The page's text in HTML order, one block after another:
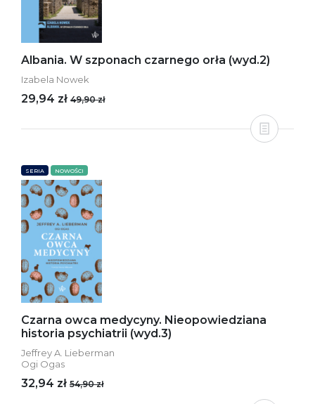
Albania. W szponach czarnego orła (wyd.2)
Izabela Nowek
29,94 zł 49,90 zł
SERIA NOWOŚCI
Czarna owca medycyny. Nieopowiedziana
historia psychiatrii (wyd.3)
Jeffrey A. Lieberman
Ogi Ogas
32,94 zł 54,90 zł